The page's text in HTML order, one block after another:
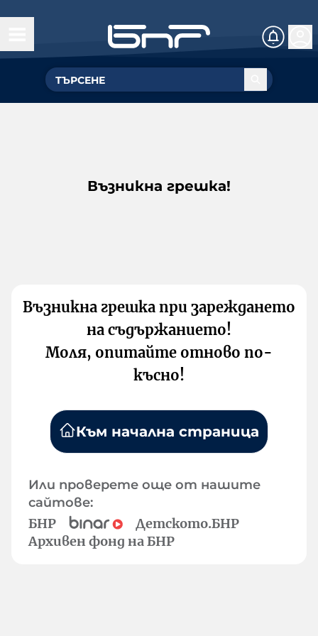
Възникна грешка!
Възникна грешка при зареждането
на съдържанието!
Моля, опитайте отново по-
късно!
Към начална страница
Или проверете още от нашите
сайтове:
БНР
Детското.БНР
Архивен фонд на БНР